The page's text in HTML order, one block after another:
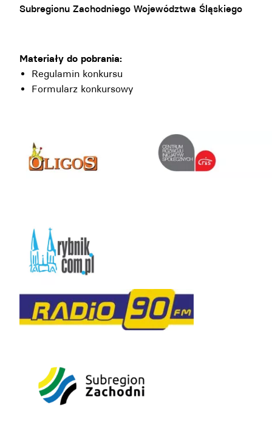
Subregionu Zachodniego Województwa Śląskiego
Materiały do pobrania:
Regulamin konkursu
Formularz konkursowy